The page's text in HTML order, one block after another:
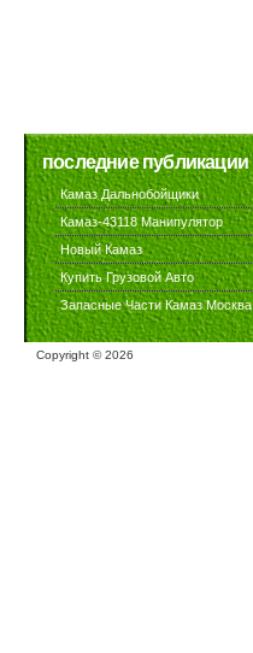
последние публикации
Камаз Дальнобойщики
Камаз-43118 Манипулятор
Новый Камаз
Купить Грузовой Авто
Запасные Части Камаз Москва
Copyright ©2026